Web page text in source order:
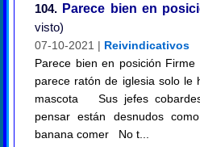
104. Parece bien en
visto)
07-10-2021 | Reivindicativos
Parece bien en posición
parece ratón de iglesia solo le
mascota Sus jefes
pensar están desnudos
banana comer No t...